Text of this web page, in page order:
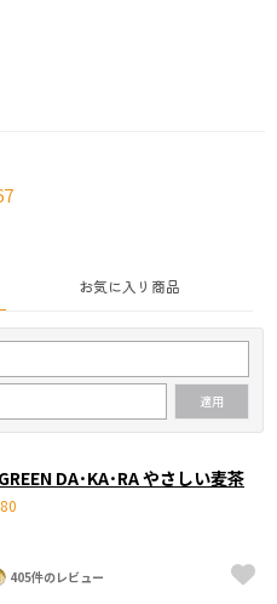
お気に入り商品
DA･KA･RA やさしい麦茶
405件のレビュー